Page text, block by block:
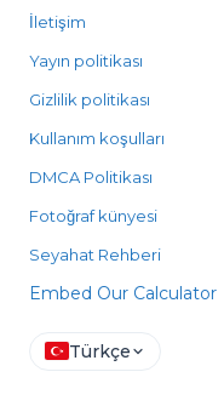
İletişim
Yayın politikası
Gizlilik politikası
Kullanım koşulları
DMCA Politikası
Fotoğraf künyesi
Seyahat Rehberi
Embed Our Calculator
Türkçe